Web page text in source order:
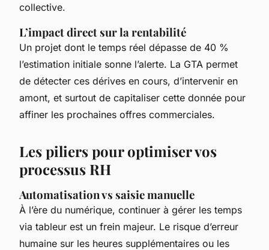
collective.
L’impact direct sur la rentabilité
Un projet dont le temps réel dépasse de 40 %
l’estimation initiale sonne l’alerte. La GTA permet
de détecter ces dérives en cours, d’intervenir en
amont, et surtout de capitaliser cette donnée pour
affiner les prochaines offres commerciales.
Les piliers pour optimiser vos
processus RH
Automatisation vs saisie manuelle
À l’ère du numérique, continuer à gérer les temps
via tableur est un frein majeur. Le risque d’erreur
humaine sur les heures supplémentaires ou les